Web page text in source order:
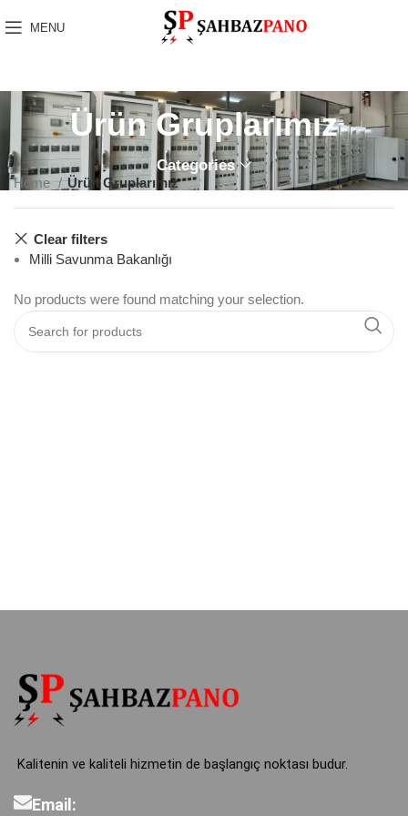
MENU
Ürün Gruplarımız
Categories
Home Ürün Gruplarımız
Clear filters
Milli Savunma Bakanlığı
No products were found matching your selection.
Kalitenin ve kaliteli hizmetin de başlangıç noktası budur.
Email: